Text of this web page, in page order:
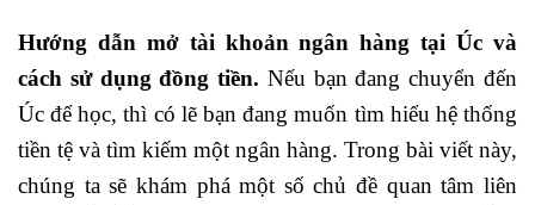
Hướng dẫn mở tài khoản ngân hàng tại Úc và
cách sử dụng đồng tiền. Nếu bạn đang chuyển đến
Úc để học, thì có lẽ bạn đang muốn tìm hiểu hệ thống
tiền tệ và tìm kiếm một ngân hàng. Trong bài viết này,
chúng ta sẽ khám phá một số chủ đề quan tâm liên